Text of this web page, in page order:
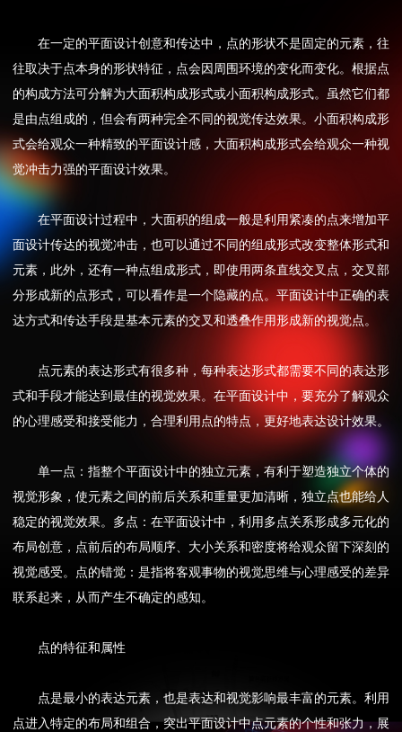
在一定的平面设计创意和传达中，点的形状不是固定的元素，往
往取决于点本身的形状特征，点会因周围环境的变化而变化。根据点
的构成方法可分解为大面积构成形式或小面积构成形式。虽然它们都
是由点组成的，但会有两种完全不同的视觉传达效果。小面积构成形
式会给观众一种精致的平面设计感，大面积构成形式会给观众一种视
觉冲击力强的平面设计效果。
在平面设计过程中，大面积的组成一般是利用紧凑的点来增加平
面设计传达的视觉冲击，也可以通过不同的组成形式改变整体形式和
元素，此外，还有一种点组成形式，即使用两条直线交叉点，交叉部
分形成新的点形式，可以看作是一个隐藏的点。平面设计中正确的表
达方式和传达手段是基本元素的交叉和透叠作用形成新的视觉点。
点元素的表达形式有很多种，每种表达形式都需要不同的表达形
式和手段才能达到最佳的视觉效果。在平面设计中，要充分了解观众
的心理感受和接受能力，合理利用点的特点，更好地表达设计效果。
单一点：指整个平面设计中的独立元素，有利于塑造独立个体的
视觉形象，使元素之间的前后关系和重量更加清晰，独立点也能给人
稳定的视觉效果。多点：在平面设计中，利用多点关系形成多元化的
布局创意，点前后的布局顺序、大小关系和密度将给观众留下深刻的
视觉感受。点的错觉：是指将客观事物的视觉思维与心理感受的差异
联系起来，从而产生不确定的感知。
点的特征和属性
点是最小的表达元素，也是表达和视觉影响最丰富的元素。利用
点进入特定的布局和组合，突出平面设计中点元素的个性和张力，展